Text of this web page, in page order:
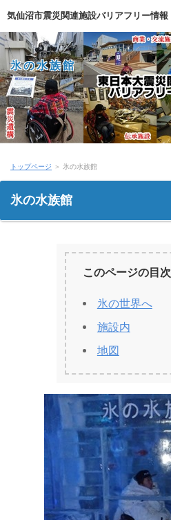
気仙沼市震災関連施設バリアフリー情報
氷の水族館
トップページ ＞ 氷の水族館
氷の水族館
このページの目次
氷の世界へ
施設内
地図